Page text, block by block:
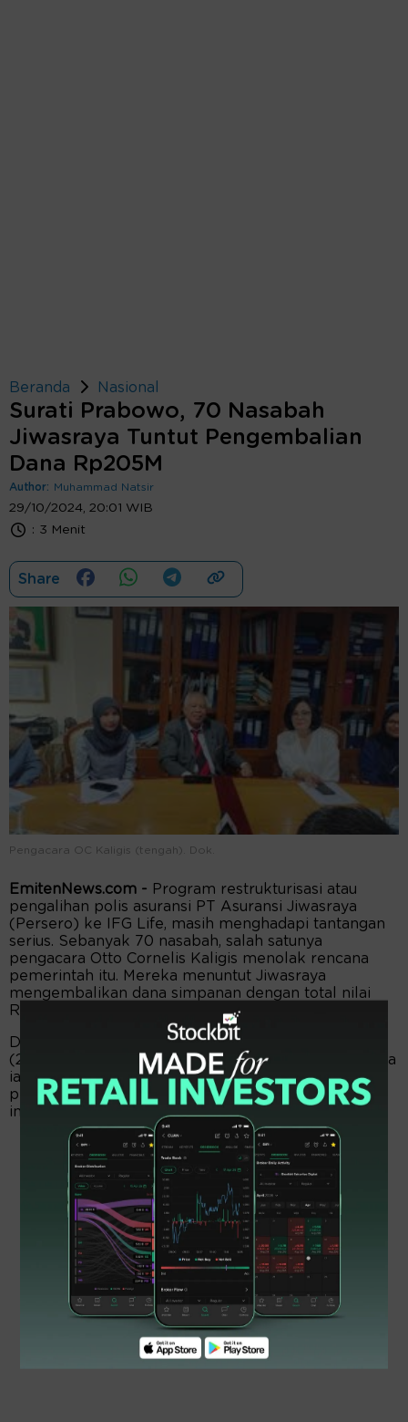
Beranda Nasional
Surati Prabowo, 70 Nasabah
Jiwasraya Tuntut Pengembalian
Dana Rp205M
Author: Muhammad Natsir
29/10/2024, 20:01 WIB
: 3 Menit
Share
Pengacara OC Kaligis (tengah). Dok.
EmitenNews.com - Program restrukturisasi atau
pengalihan polis asuransi PT Asuransi Jiwasraya
(Persero) ke IFG Life, masih menghadapi tantangan
serius. Sebanyak 70 nasabah, salah satunya
pengacara Otto Cornelis Kaligis menolak rencana
pemerintah itu. Mereka menuntut Jiwasraya
mengembalikan dana simpanan dengan total nilai
Rp205 miliar.
Dalam konferensi pers di kantornya, Jakarta, Selasa
(29/10/2024), OC Kaligis mengungkapkan bagaimana
ia dan rekan-rekannya terus mengupayakan
pengembalian hak-hak mereka. Akan tetapi, sejauh
ini belum ada hasil menggembirakan.